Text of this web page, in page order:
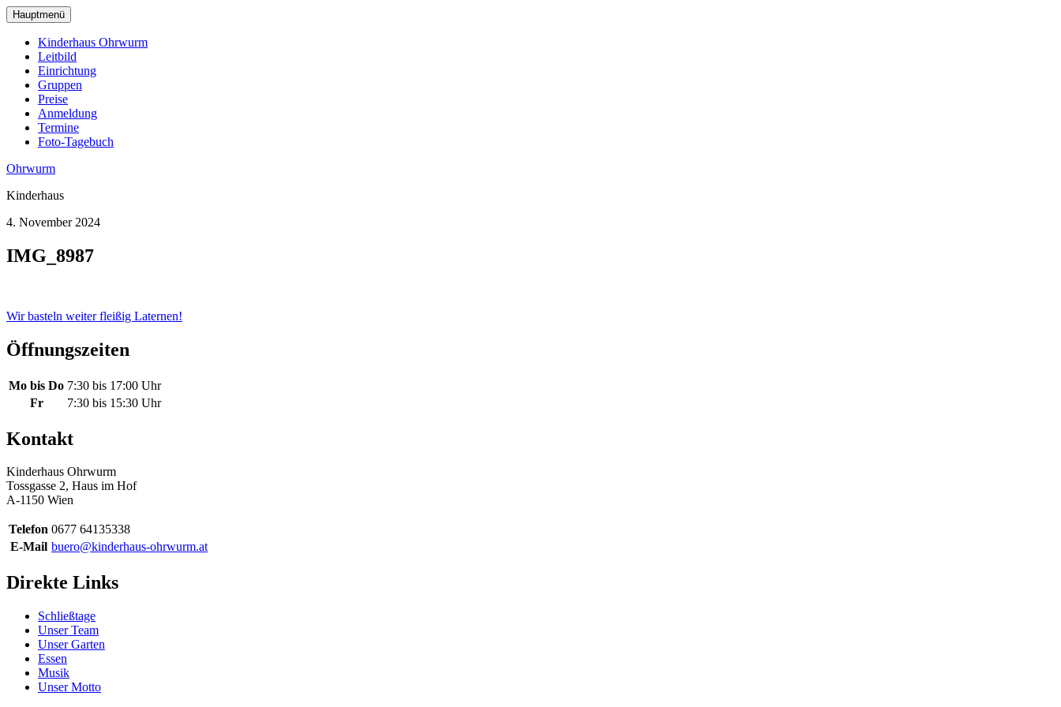
zum
Hauptinhalt
wechseln
Hauptmenü
Kinderhaus Ohrwurm
Leitbild
Einrichtung
Gruppen
Preise
Anmeldung
Termine
Foto-Tagebuch
Ohrwurm
Kinderhaus
4. November 2024
IMG_8987
Beitragsnavigation
Wir basteln weiter fleißig Laternen!
Öffnungszeiten
Mo bis Do 7:30 bis 17:00 Uhr
Fr
7:30 bis 15:30 Uhr
Kontakt
Kinderhaus Ohrwurm
Tossgasse 2, Haus im Hof
A-1150 Wien
Telefon 0677 64135338
E-Mail buero@kinderhaus-ohrwurm.at
Direkte Links
Schließtage
Unser Team
Unser Garten
Essen
Musik
Unser Motto